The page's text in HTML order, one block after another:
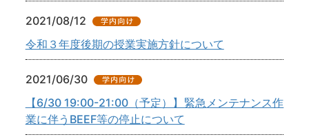
2021/08/12
令和３年度後期の授業実施方針について
2021/06/30
【6/30 19:00-21:00（予定）】緊急メンテナンス作
業に伴うBEEF等の停止について